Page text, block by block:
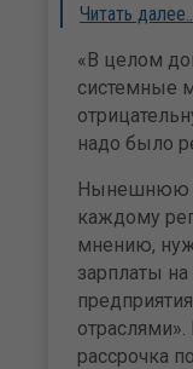
Читать далее…
«В целом
системные
надо было
Нынешнюю
каждому
мнению,
зарплаты на
рассрочка